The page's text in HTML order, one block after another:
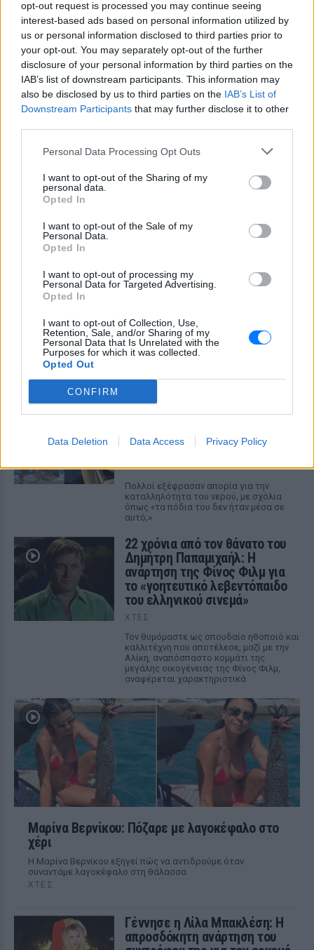
opt-out request is processed you may continue seeing
interest-based ads based on personal information utilized by
us or personal information disclosed to third parties prior to
your opt-out. You may separately opt-out of the further
disclosure of your personal information by third parties on the
IAB’s list of downstream participants. This information may
also be disclosed by us to third parties on the IAB’s List of
Downstream Participants that may further disclose it to other
Personal Data Processing Opt Outs
I want to opt-out of the Sharing of my
personal data.
Opted In
I want to opt-out of the Sale of my
Personal Data.
Opted In
I want to opt-out of processing my
Personal Data for Targeted Advertising.
Opted In
I want to opt-out of Collection, Use,
Retention, Sale, and/or Sharing of my
Personal Data that Is Unrelated with the
Purposes for which it was collected.
Opted Out
CONFIRM
Data Deletion Data Access Privacy Policy
Μέσα από ανάρτηση στο Instagram
μοιράστηκε στιγμές από τις
καλοκαιρινές της διακοπές στο νησί των
ανέμων
H Ιωάννα Σιαμπάνη ανέβασε φωτογραφίες με
τους γιους της – Η στιγμή του θηλασμού και οι
μέρες χωρίς πρόγραμμα
παιδί τους
ΧΤΕΣ
Στέφανος Τσιτσιπάς: Αγκαλιά
με τη σύντροφό του στην
έξοδος για δείπνο
ΧΤΕΣ
Κρίστεν Τομς
Ο Μπρούκλιν Μπέκαμ έβρασε
και δέχτηκε ανελέητο
τρολάρισμα online
ΧΤΕΣ
Πολλοί εξέφρασαν απορία για την
καταλληλότητα του νερού, με σχόλια
όπως «τα πόδια του δεν ήταν μέσα σε
αυτό;»
22 χρόνια από τον θάνατο του
Δημήτρη Παπαμιχαήλ: Η
ανάρτηση της Φίνος Φιλμ για
το «γοητευτικό λεβεντόπαιδο
του ελληνικού σινεμά»
ΧΤΕΣ
Τον θυμόμαστε ως σπουδαίο ηθοποιό και
καλλιτέχνη που αποτέλεσε, μαζί με την
Αλίκη, αναπόσπαστο κομμάτι της
μεγάλης οικογένειας της Φίνος Φιλμ,
αναφέρεται χαρακτηριστικά
Μαρίνα Βερνίκου: Πόζαρε με λαγοκέφαλο στο
χέρι
Η Μαρίνα Βερνίκου εξηγεί πώς να αντιδρούμε όταν
συναντάμε λαγοκέφαλο στη θάλασσα
ΧΤΕΣ
Γέννησε η Λίλα Μπακλέση: Η
απροσδόκητη ανάρτηση του